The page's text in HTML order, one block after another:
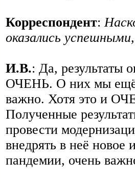
Корреспондент:
оказались
И.В.: Да, результаты
ОЧЕНЬ. О них мы ещё
важно. Хотя это и
Полученные
провести
внедрять в неё новое
пандемии, очень